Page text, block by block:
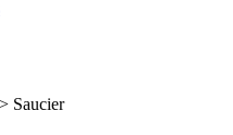
> Saucier